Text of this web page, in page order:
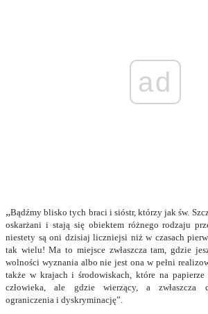
ad
„Bądźmy blisko tych braci i sióstr, którzy jak św.
oskarżani i stają się obiektem różnego rodzaju
niestety są oni dzisiaj liczniejsi niż w czasach
tak wielu! Ma to miejsce zwłaszcza tam, gdzie
wolności wyznania albo nie jest ona w pełni
także w krajach i środowiskach, które na
człowieka, ale gdzie wierzący, a zwłaszcza
ograniczenia i dyskryminację”.